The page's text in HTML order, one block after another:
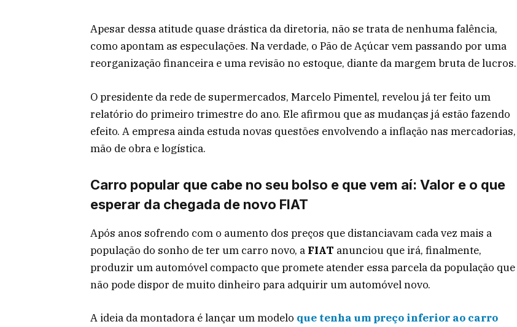
Apesar dessa atitude quase drástica da diretoria, não se trata de nenhuma falência,
como apontam as especulações. Na verdade, o Pão de Açúcar vem passando por uma
reorganização financeira e uma revisão no estoque, diante da margem bruta de lucros.
O presidente da rede de supermercados, Marcelo Pimentel, revelou já ter feito um
relatório do primeiro trimestre do ano. Ele afirmou que as mudanças já estão fazendo
efeito. A empresa ainda estuda novas questões envolvendo a inflação nas mercadorias,
mão de obra e logística.
Carro popular que cabe no seu bolso e que vem aí: Valor e o que
esperar da chegada de novo FIAT
Após anos sofrendo com o aumento dos preços que distanciavam cada vez mais a
população do sonho de ter um carro novo, a FIAT anunciou que irá, finalmente,
produzir um automóvel compacto que promete atender essa parcela da população que
não pode dispor de muito dinheiro para adquirir um automóvel novo.
A ideia da montadora é lançar um modelo que tenha um preço inferior ao carro